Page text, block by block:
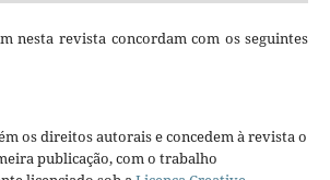
nesta revista concordam com os seguintes
os direitos autorais e concedem à revista o
publicação, com o trabalho